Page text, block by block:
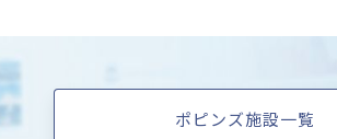
ポピンズ施設一覧